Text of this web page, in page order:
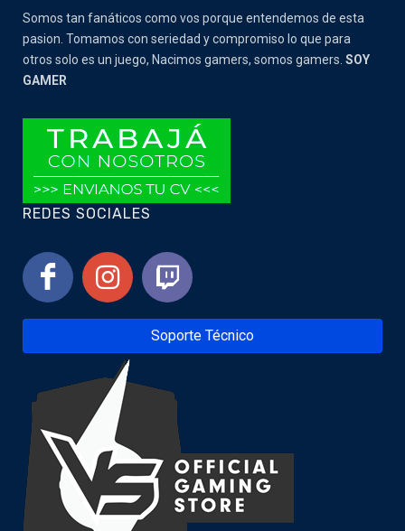
Somos tan fanáticos como vos porque entendemos de esta
pasion. Tomamos con seriedad y compromiso lo que para
otros solo es un juego, Nacimos gamers, somos gamers. SOY
GAMER
REDES SOCIALES
Soporte Técnico